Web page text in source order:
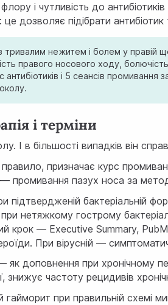
і чутливість до
дозволяє підібрати
тривалим нежитем і болем у правій
правого носового ходу,
антибіотиків і 5 сеансів
і терміни
І в більшості випадків він
правило, призначає курс
—промивання пазух носа за
підтвердженій бактеріальній
нетяжкому гострому
крок — Executive Summary,
При вірусній —
як доповнення при хронічному
частоту рецидивів
гайморит при правильній схемі